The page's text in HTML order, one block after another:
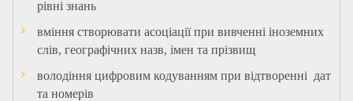
рівні знань
вміння створювати асоціації при вивченні іноземних
слів, географічних назв, імен та прізвищ
володіння цифровим кодуванням при відтворенні дат
та номерів